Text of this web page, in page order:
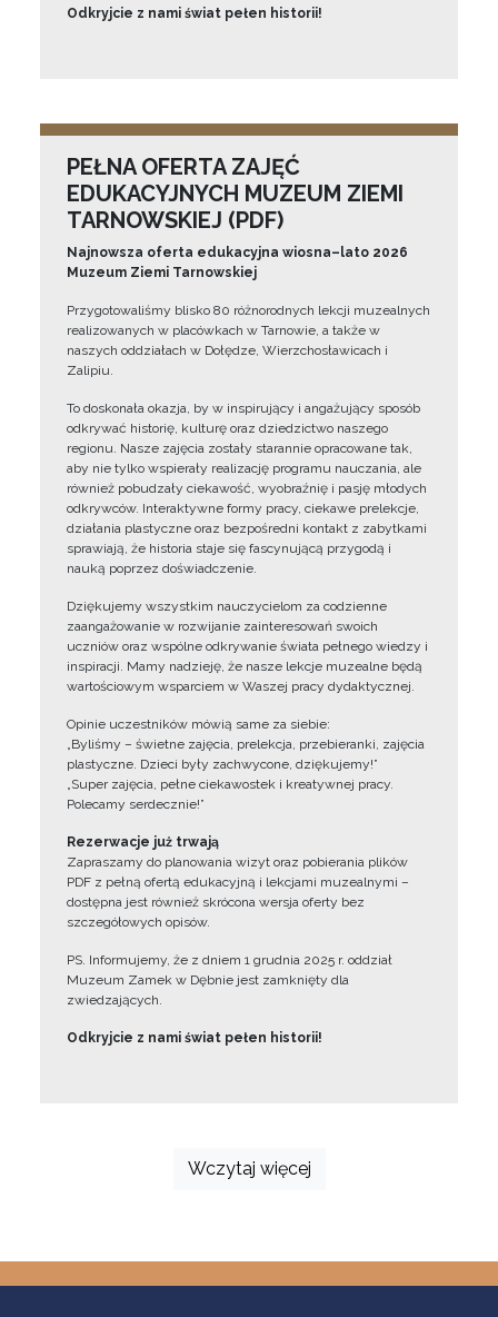
Odkryjcie z nami świat pełen historii!
PEŁNA OFERTA ZAJĘĆ
EDUKACYJNYCH MUZEUM ZIEMI
TARNOWSKIEJ (PDF)
Najnowsza oferta edukacyjna wiosna–lato 2026
Muzeum Ziemi Tarnowskiej
Przygotowaliśmy blisko 80 różnorodnych lekcji muzealnych
realizowanych w placówkach w Tarnowie, a także w
naszych oddziałach w Dołędze, Wierzchosławicach i
Zalipiu.
To doskonała okazja, by w inspirujący i angażujący sposób
odkrywać historię, kulturę oraz dziedzictwo naszego
regionu. Nasze zajęcia zostały starannie opracowane tak,
aby nie tylko wspierały realizację programu nauczania, ale
również pobudzały ciekawość, wyobraźnię i pasję młodych
odkrywców. Interaktywne formy pracy, ciekawe prelekcje,
działania plastyczne oraz bezpośredni kontakt z zabytkami
sprawiają, że historia staje się fascynującą przygodą i
nauką poprzez doświadczenie.
Dziękujemy wszystkim nauczycielom za codzienne
zaangażowanie w rozwijanie zainteresowań swoich
uczniów oraz wspólne odkrywanie świata pełnego wiedzy i
inspiracji. Mamy nadzieję, że nasze lekcje muzealne będą
wartościowym wsparciem w Waszej pracy dydaktycznej.
Opinie uczestników mówią same za siebie:
„Byliśmy – świetne zajęcia, prelekcja, przebieranki, zajęcia
plastyczne. Dzieci były zachwycone, dziękujemy!”
„Super zajęcia, pełne ciekawostek i kreatywnej pracy.
Polecamy serdecznie!”
Rezerwacje już trwają
Zapraszamy do planowania wizyt oraz pobierania plików
PDF z pełną ofertą edukacyjną i lekcjami muzealnymi –
dostępna jest również skrócona wersja oferty bez
szczegółowych opisów.
PS. Informujemy, że z dniem 1 grudnia 2025 r. oddział
Muzeum Zamek w Dębnie jest zamknięty dla
zwiedzających.
Odkryjcie z nami świat pełen historii!
Wczytaj więcej